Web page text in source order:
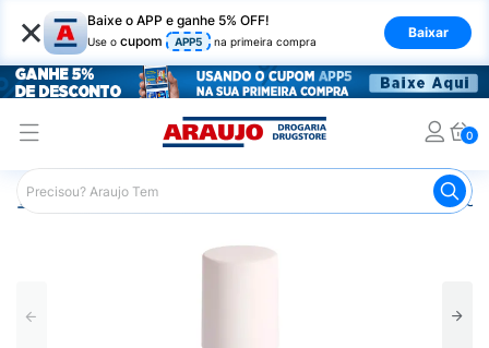
× Baixe o APP e ganhe 5% OFF!
Use o cupom APP5 na primeira compra
Baixar
0
Araujo Beleza e Cuidados Fortalecedor de